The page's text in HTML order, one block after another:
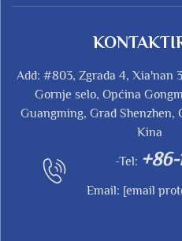
Add: #803, Zgrada 4, Xia'nan
Gornje selo, Općina
Guangming, Grad Shenzhen,
Kina
-Tel: +86-
Email: [email